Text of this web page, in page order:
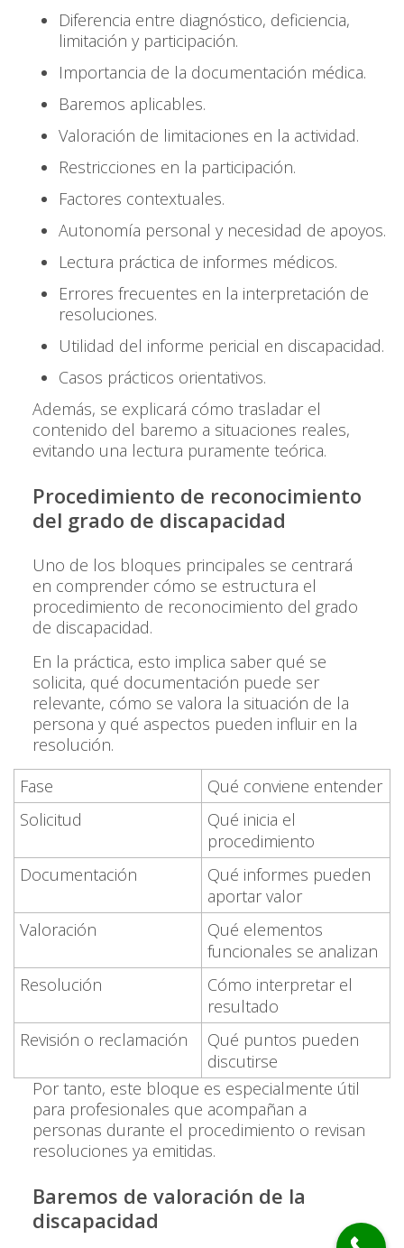
Diferencia entre diagnóstico, deficiencia,
limitación y participación.
Importancia de la documentación médica.
Baremos aplicables.
Valoración de limitaciones en la actividad.
Restricciones en la participación.
Factores contextuales.
Autonomía personal y necesidad de apoyos.
Lectura práctica de informes médicos.
Errores frecuentes en la interpretación de
resoluciones.
Utilidad del informe pericial en discapacidad.
Casos prácticos orientativos.
Además, se explicará cómo trasladar el
contenido del baremo a situaciones reales,
evitando una lectura puramente teórica.
Procedimiento de reconocimiento
del grado de discapacidad
Uno de los bloques principales se centrará
en comprender cómo se estructura el
procedimiento de reconocimiento del grado
de discapacidad.
En la práctica, esto implica saber qué se
solicita, qué documentación puede ser
relevante, cómo se valora la situación de la
persona y qué aspectos pueden influir en la
resolución.
Fase
Qué conviene entender
Solicitud
Qué inicia el
procedimiento
Documentación
Qué informes pueden
aportar valor
Valoración
Qué elementos
funcionales se analizan
Resolución
Cómo interpretar el
resultado
Revisión o reclamación
Qué puntos pueden
discutirse
Por tanto, este bloque es especialmente útil
para profesionales que acompañan a
personas durante el procedimiento o revisan
resoluciones ya emitidas.
Baremos de valoración de la
discapacidad